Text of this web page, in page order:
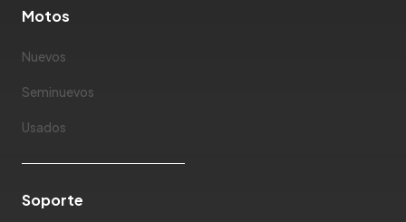
Motos
Nuevos
Seminuevos
Usados
Soporte